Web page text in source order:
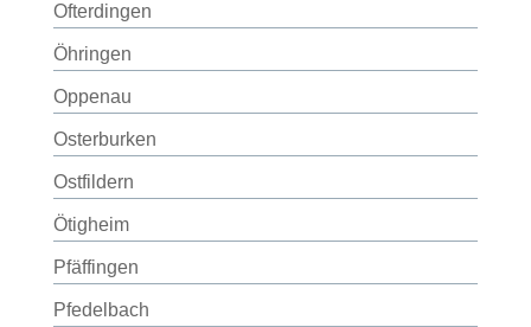
Ofterdingen
Öhringen
Oppenau
Osterburken
Ostfildern
Ötigheim
Pfäffingen
Pfedelbach